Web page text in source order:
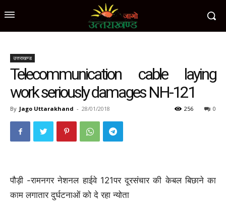
उत्तराखण्ड
Telecommunication cable laying
work seriously damages NH-121
By Jago Uttarakhand - 28/01/2018 0
256
पौड़ी -रामनगर नेशनल हाईवे 121पर दूरसंचार की केबल बिछाने का
काम लगातार दुर्घटनाओं को दे रहा न्योता